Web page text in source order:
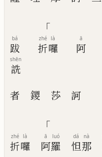
「
跋
bá
折
zhé
囉
là
阿
ā
詵
shēn
者 鑁 莎 訶
「
折
zhé
囉
là
阿
ā
羅
luó
怛
dá
那
nà